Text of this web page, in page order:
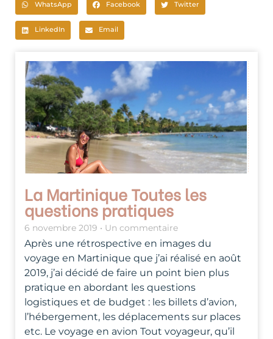
WhatsApp Facebook Twitter
LinkedIn Email
La Martinique Toutes les
questions pratiques
6 novembre 2019 Un commentaire
Après une rétrospective en images du
voyage en Martinique que j’ai réalisé en août
2019, j’ai décidé de faire un point bien plus
pratique en abordant les questions
logistiques et de budget : les billets d’avion,
l’hébergement, les déplacements sur places
etc. Le voyage en avion Tout voyageur, qu’il